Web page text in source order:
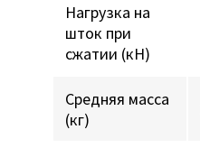
Нагрузка на
шток при
сжатии (кН)
Средняя масса
(кг)